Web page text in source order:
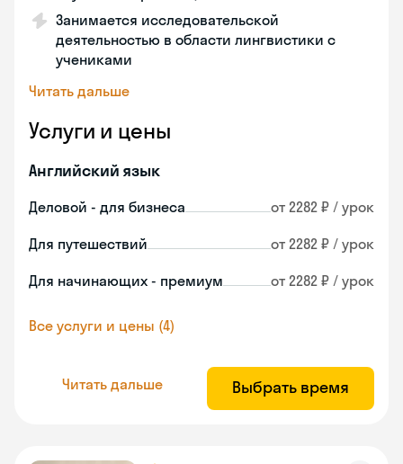
Занимается исследовательской
деятельностью в области лингвистики с
учениками
Читать дальше
Услуги и цены
Английский язык
Деловой - для бизнеса от 2282 ₽ / урок
Для путешествий от 2282 ₽ / урок
Для начинающих - премиум от 2282 ₽ / урок
Все услуги и цены (4)
Читать дальше Выбрать время